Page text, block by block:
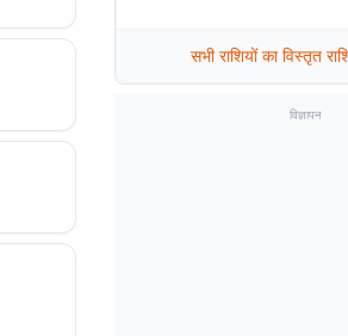
सभी राशियों का विस्तृत
विज्ञापन